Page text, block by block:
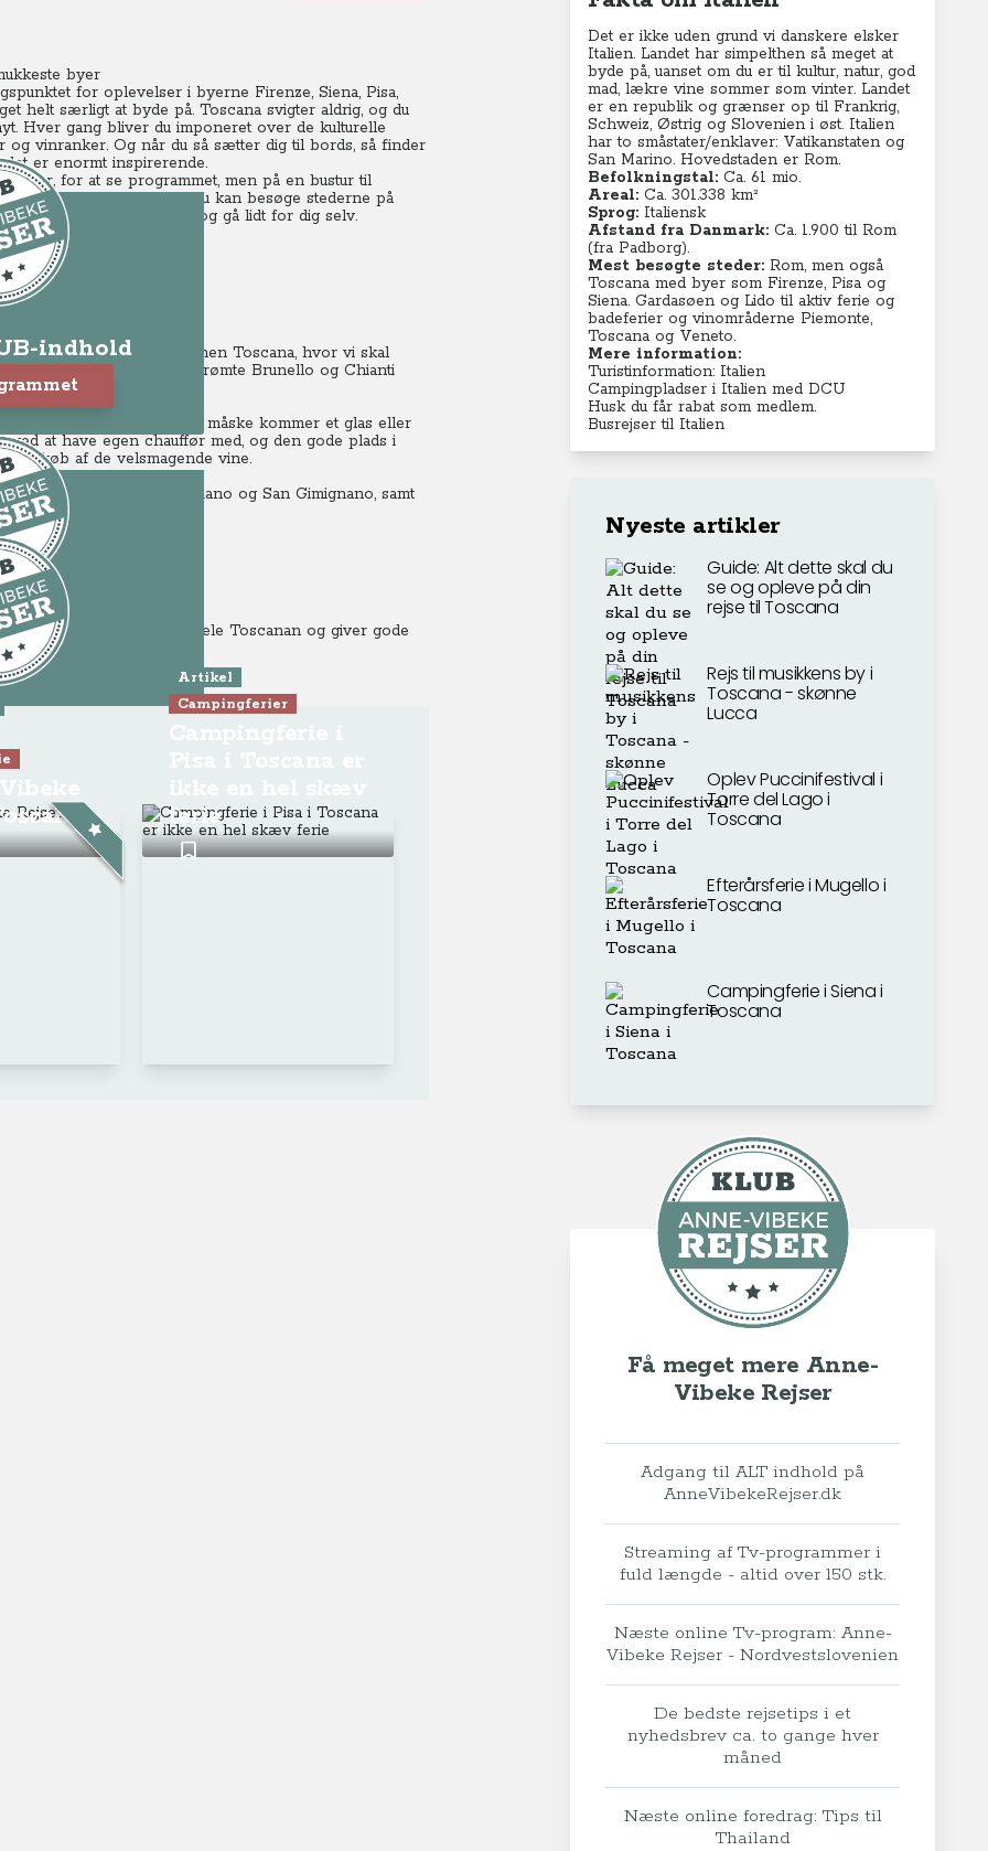
byer
for oplevelser i byerne Firenze, Siena, Pisa,
helt særligt at byde på. Toscana svigter aldrig, og du
Hver gang bliver du imponeret over de kulturelle
og vinranker. Og når du så sætter dig til bords, så finder
er enormt inspirerende.
for at se programmet, men på en bustur til
guide samtidigt med, at du kan besøge stederne på
eller trække dig tilbage og gå lidt for dig selv.
indhold
fodspor
nærmere betegnet regionen Toscana, hvor vi skal
området, og smage de berømte Brunello og Chianti
ikke tænke over om der måske kommer et glas eller
at have egen chauffør med, og den gode plads i
indkøb af de velsmagende vine.
byer, som Montepulciano og San Gimignano, samt
indhold
tager dig med rundt i hele Toscanan og giver gode
rejse til Toscana
indhold
Artikel
Campingferier
ferie
Det er ikke uden grund vi danskere elsker
Italien. Landet har simpelthen så meget at
byde på, uanset om du er til kultur, natur, god
mad, lækre vine sommer som vinter. Landet
er en republik og grænser op til Frankrig,
Schweiz, Østrig og Slovenien i øst. Italien
har to småstater/enklaver: Vatikanstaten og
San Marino. Hovedstaden er Rom.
Befolkningstal: Ca. 61 mio.
Areal: Ca. 301.338 km²
Sprog: Italiensk
Afstand fra Danmark: Ca. 1.900 til Rom
(fra Padborg).
Mest besøgte steder: Rom, men også
Toscana med byer som Firenze, Pisa og
Siena. Gardasøen og Lido til aktiv ferie og
badeferier og vinområderne Piemonte,
Toscana og Veneto.
Mere information:
Turistinformation: Italien
Campingpladser i Italien med DCU
Husk du får rabat som medlem.
Busrejser til Italien
Nyeste artikler
Guide: Alt dette skal du
se og opleve på din
rejse til Toscana
Rejs til musikkens by i
Toscana - skønne
Lucca
Oplev Puccinifestival i
Torre del Lago i
Toscana
Efterårsferie i Mugello i
Toscana
Campingferie i Siena i
Toscana
Få meget mere Anne-
Vibeke Rejser
Adgang til ALT indhold på
AnneVibekeRejser.dk
Streaming af Tv-programmer i
fuld længde - altid over 150 stk.
Næste online Tv-program: Anne-
Vibeke Rejser - Nordvestslovenien
De bedste rejsetips i et
nyhedsbrev ca. to gange hver
måned
Næste online foredrag: Tips til
Thailand